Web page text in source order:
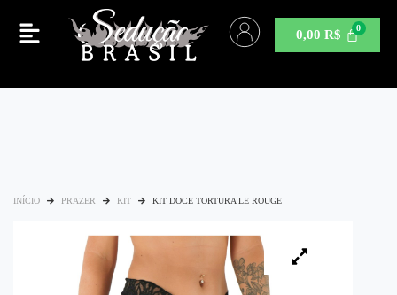
0,00R$
INÍCIO PRAZER KIT KIT DOCE TORTURA LE ROUGE